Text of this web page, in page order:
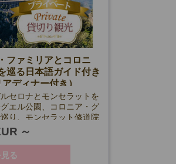
ファミリアとコロニ
巡る日本語ガイド付き
ディナー付き）
セロナとモンセラットを
エル公園、コロニア・グ
り、モンセラット修道院
場のシーフードパエリア
る